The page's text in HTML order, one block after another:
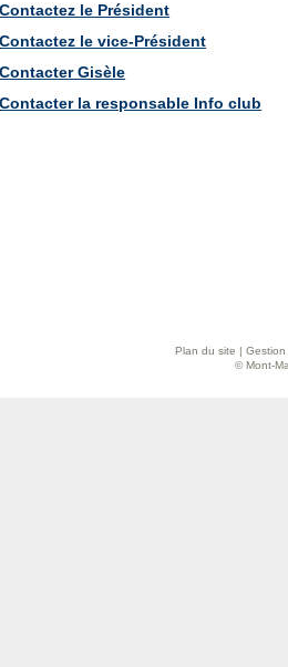
Contactez le Président
Contactez le vice-Président
Contacter Gisèle
Contacter la responsable Info club
Plan du site | Gestion
© Mont-